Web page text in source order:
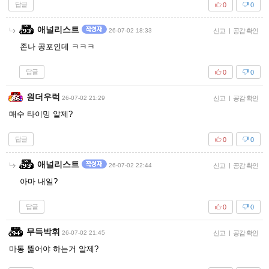
답글 0
0
애널리스트 26-07-02 18:33 신고 | 공감 확인
존나 공포인데 ㅋㅋㅋ
답글 0
0
원더우럭 26-07-02 21:29 신고 | 공감 확인
매수 타이밍 알제?
답글 0
0
애널리스트 26-07-02 22:44 신고 | 공감 확인
아마 내일?
답글 0
0
무득박휘 26-07-02 21:45 신고 | 공감 확인
마통 뚫어야 하는거 알제?